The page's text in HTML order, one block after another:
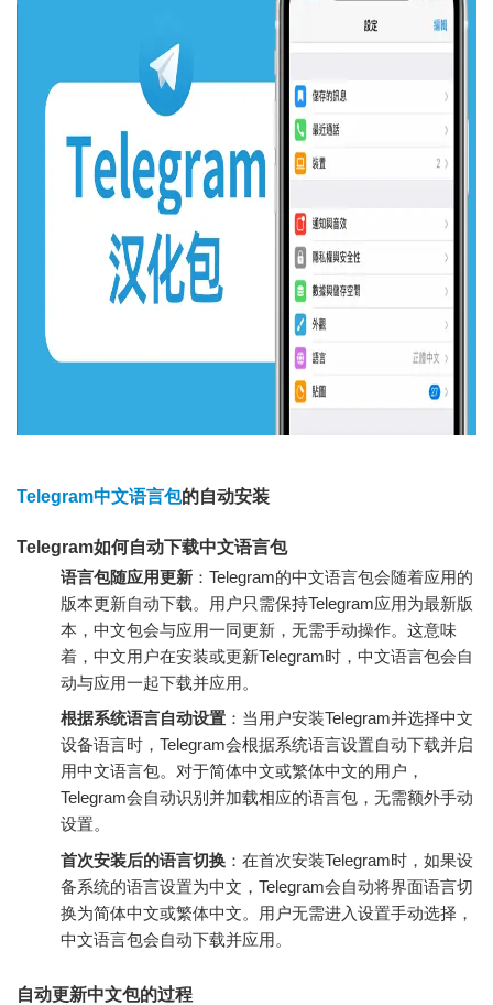
Telegram中文语言包的自动安装
Telegram如何自动下载中文语言包
语言包随应用更新 ：Telegram的中文语言包会随着应用的
版本更新自动下载。用户只需保持Telegram应用为最新版
本，中文包会与应用一同更新，无需手动操作。这意味
着，中文用户在安装或更新Telegram时，中文语言包会自
动与应用一起下载并应用。
根据系统语言自动设置 ：当用户安装Telegram并选择中文
设备语言时，Telegram会根据系统语言设置自动下载并启
用中文语言包。对于简体中文或繁体中文的用户，
Telegram会自动识别并加载相应的语言包，无需额外手动
设置。
首次安装后的语言切换 ：在首次安装Telegram时，如果设
备系统的语言设置为中文，Telegram会自动将界面语言切
换为简体中文或繁体中文。用户无需进入设置手动选择，
中文语言包会自动下载并应用。
自动更新中文包的过程